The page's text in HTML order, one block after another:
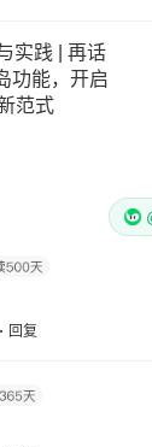
实践 | 再话
能，开启
范式
回复